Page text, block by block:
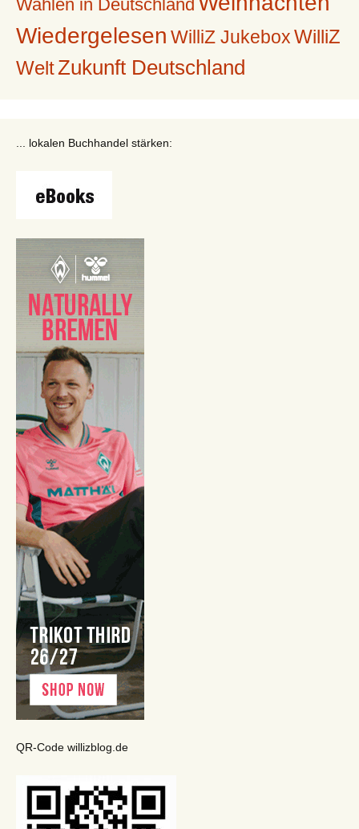
Wahlen in Deutschland
Wiedergelesen WilliZ Jukebox WilliZ
WeltZukunft Deutschland
... lokalen Buchhandel stärken:
QR-Code willizblog.de